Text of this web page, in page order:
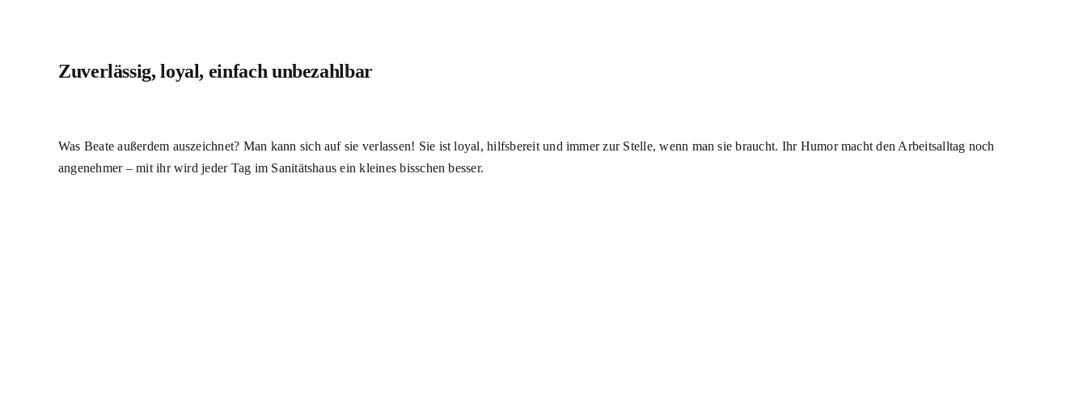
Zuverlässig, loyal, einfach unbezahlbar
Was Beate außerdem auszeichnet? Man kann sich auf sie verlassen! Sie ist loyal, hilfsbereit und immer zur Stelle, wenn man sie braucht. Ihr Humor macht den Arbeitsalltag noch
angenehmer – mit ihr wird jeder Tag im Sanitätshaus ein kleines bisschen besser.